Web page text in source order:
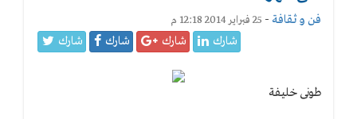
فن و ثقافة - 25 فبراير 2014 12:18 م
شارك شارك شارك شارك
طونى خليفة